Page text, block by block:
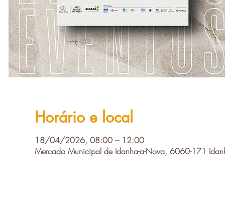
Horário e local
18/04/2026, 08:00 – 12:00
Mercado Municipal de Idanha-a-Nova, 6060-171